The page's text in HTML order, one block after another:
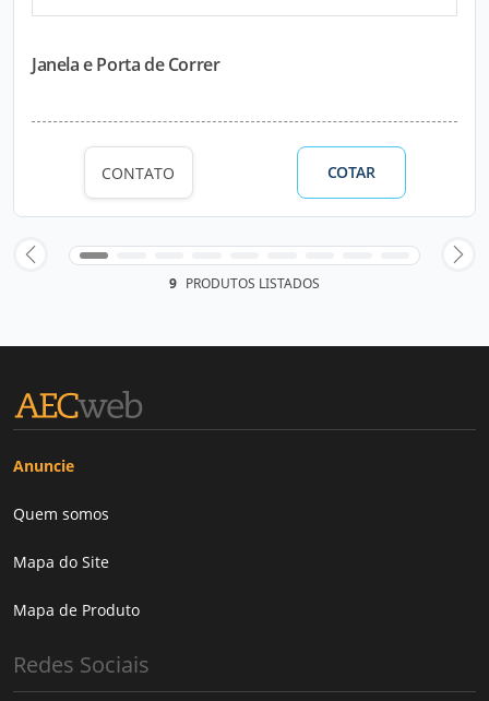
Janela e Porta de Correr
CONTATO COTAR
9 PRODUTOS LISTADOS
Anuncie
Quem somos
Mapa do Site
Mapa de Produto
Redes Sociais